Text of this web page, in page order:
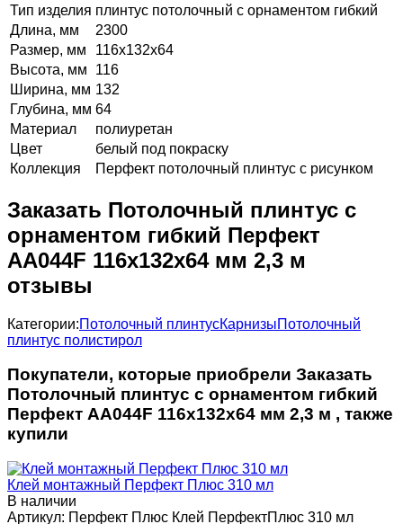
Тип изделия плинтус потолочный с орнаментом гибкий
Длина, мм
2300
Размер, мм
116х132х64
Высота, мм
116
Ширина, мм 132
Глубина, мм 64
Материал
полиуретан
Цвет
белый под покраску
Коллекция
Перфект потолочный плинтус с рисунком
Заказать Потолочный плинтус с
орнаментом гибкий Перфект
AA044F 116х132х64 мм 2,3 м
отзывы
Категории:Потолочный плинтусКарнизыПотолочный
плинтус полистирол
Покупатели, которые приобрели Заказать
Потолочный плинтус с орнаментом гибкий
Перфект AA044F 116х132х64 мм 2,3 м , также
купили
Клей монтажный Перфект Плюс 310 мл
В наличии
Артикул: Перфект Плюс Клей ПерфектПлюс 310 мл